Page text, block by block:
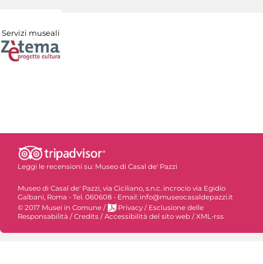
Servizi museali
Leggi le recensioni su: Museo di Casal de' Pazzi
Museo di Casal de' Pazzi, via Ciciliano, s.n.c. incrocio via Egidio
Galbani, Roma - Tel. 060608 - Email: info@museocasaldepazzi.it
© 2017 Musei in Comune / Privacy / Esclusione delle
Responsabilità / Credits / Accessibilità del sito web / XML-rss